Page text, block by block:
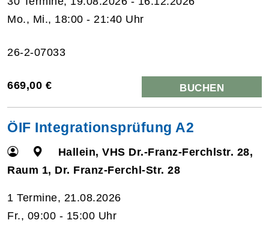
Mo., Mi., 18:00 - 21:40 Uhr
26-2-07033
669,00 € BUCHEN
ÖIF Integrationsprüfung A2
Hallein, VHS Dr.-Franz-Ferchlstr. 28,
Raum 1, Dr. Franz-Ferchl-Str. 28
1 Termine, 21.08.2026
Fr., 09:00 - 15:00 Uhr